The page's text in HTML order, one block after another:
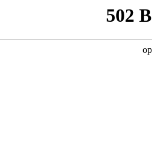
502